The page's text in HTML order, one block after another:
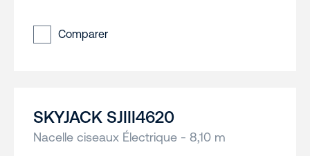
Comparer
SKYJACK SJIII4620
Nacelle ciseaux Électrique - 8,10 m